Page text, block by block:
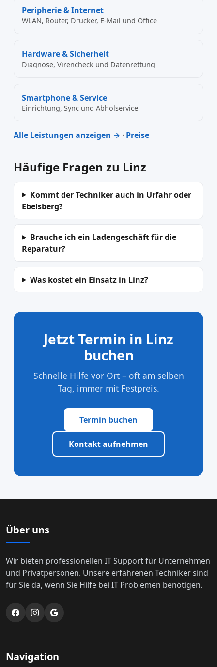
Peripherie & Internet
WLAN, Router, Drucker, E-Mail und Office
Hardware & Sicherheit
Diagnose, Virencheck und Datenrettung
Smartphone & Service
Einrichtung, Sync und Abholservice
Alle Leistungen anzeigen → · Preise
Häufige Fragen zu Linz
Kommt der Techniker auch in Urfahr oder
Ebelsberg?
Brauche ich ein Ladengeschäft für die
Reparatur?
Was kostet ein Einsatz in Linz?
Jetzt Termin in Linz
buchen
Schnelle Hilfe vor Ort – oft am selben
Tag, immer mit Festpreis.
Termin buchen
Kontakt aufnehmen
Über uns
Wir bieten professionellen IT Support für Unternehmen
und Privatpersonen. Unsere erfahrenen Techniker sind
für Sie da, wenn Sie Hilfe bei IT Problemen benötigen.
Navigation